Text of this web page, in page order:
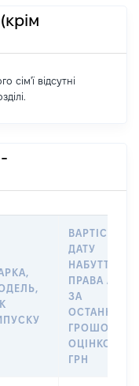
сім'ї відсутні
ВАРТІСТЬ НА
ДАТУ
НАБУТТЯ
ПРАВА АБО
ЗА
ГРОШОВОЮ
ОЦІНКОЮ,
ГРН